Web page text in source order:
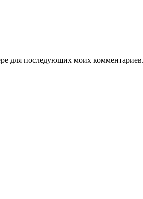
для последующих моих комментариев.